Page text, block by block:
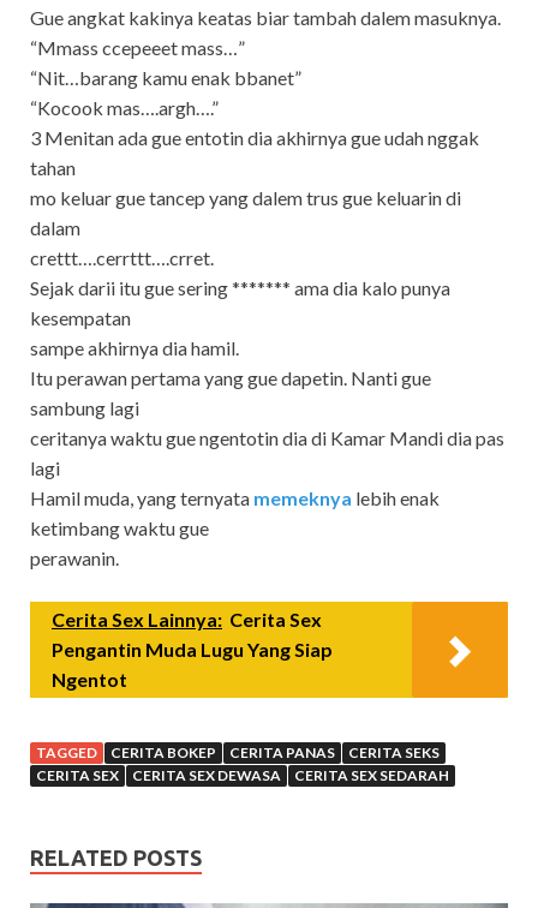
Gue angkat kakinya keatas biar tambah dalem masuknya.
“Mmass ccepeeet mass…”
“Nit…barang kamu enak bbanet”
“Kocook mas….argh….”
3 Menitan ada gue entotin dia akhirnya gue udah nggak
tahan
mo keluar gue tancep yang dalem trus gue keluarin di
dalam
crettt….cerrttt….crret.
Sejak darii itu gue sering ******* ama dia kalo punya
kesempatan
sampe akhirnya dia hamil.
Itu perawan pertama yang gue dapetin. Nanti gue
sambung lagi
ceritanya waktu gue ngentotin dia di Kamar Mandi dia pas
lagi
Hamil muda, yang ternyata memeknya lebih enak
ketimbang waktu gue
perawanin.
Cerita Sex Lainnya: Cerita Sex
Pengantin Muda Lugu Yang Siap
Ngentot
TAGGED CERITA BOKEP CERITA PANAS
CERITA SEKS
CERITA SEX
CERITA SEX DEWASA CERITA SEX SEDARAH
RELATED POSTS